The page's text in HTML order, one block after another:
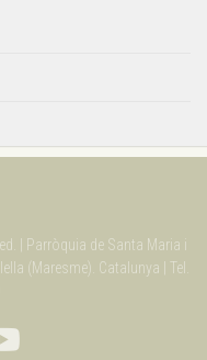
| Parròquia de Santa Maria i
(Maresme). Catalunya | Tel.